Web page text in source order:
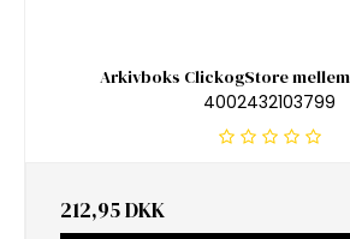
Arkivboks ClickogStore
4002432103799
212,95 DKK